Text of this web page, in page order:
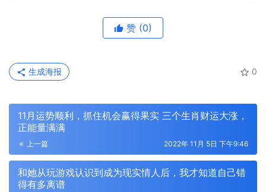
赞 (0)
0
生成海报
11月运势顺利，抓住机会赢得果实 三个生肖财运大涨，
正能量满满
上一篇 2022年 11月 5日 下午9:46
和她从玩游戏认识到成为现实情人后，我才知道自己错
得有多离谱